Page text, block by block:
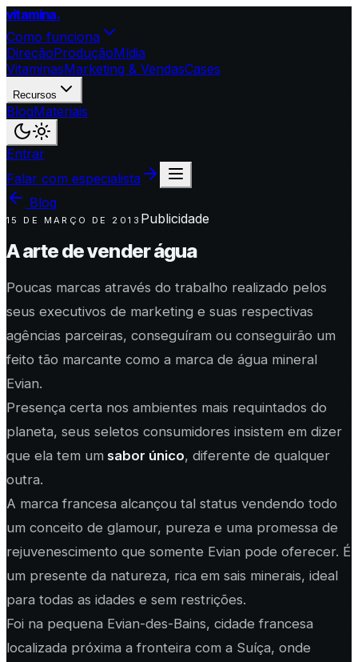
vitamina.
Como funciona
DireçãoProduçãoMídia
VitaminasMarketing & VendasCases
Recursos
BlogMateriais
Entrar
Falar com especialista
Blog
15 DE MARÇO DE 2013 Publicidade
A arte de vender água
Poucas marcas através do trabalho realizado pelos
seus executivos de marketing e suas respectivas
agências parceiras, conseguíram ou conseguirão um
feito tão marcante como a marca de água mineral
Evian.
Presença certa nos ambientes mais requintados do
planeta, seus seletos consumidores insistem em dizer
que ela tem um sabor único, diferente de qualquer
outra.
A marca francesa alcançou tal status vendendo todo
um conceito de glamour, pureza e uma promessa de
rejuvenescimento que somente Evian pode oferecer. É
um presente da natureza, rica em sais minerais, ideal
para todas as idades e sem restrições.
Foi na pequena Evian-des-Bains, cidade francesa
localizada próxima a fronteira com a Suíça, onde